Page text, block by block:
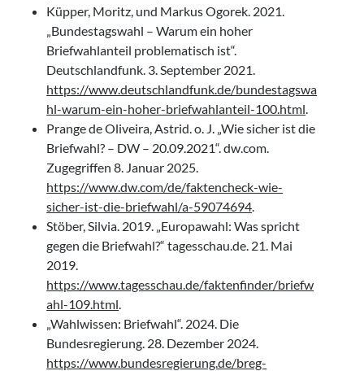
Küpper, Moritz, und Markus Ogorek. 2021.
„Bundestagswahl – Warum ein hoher
Briefwahlanteil problematisch ist“.
Deutschlandfunk. 3. September 2021.
https://www.deutschlandfunk.de/bundestagswa
hl-warum-ein-hoher-briefwahlanteil-100.html.
Prange de Oliveira, Astrid. o. J. „Wie sicher ist die
Briefwahl? – DW – 20.09.2021“. dw.com.
Zugegriffen 8. Januar 2025.
https://www.dw.com/de/faktencheck-wie-
sicher-ist-die-briefwahl/a-59074694.
Stöber, Silvia. 2019. „Europawahl: Was spricht
gegen die Briefwahl?“ tagesschau.de. 21. Mai
2019.
https://www.tagesschau.de/faktenfinder/briefw
ahl-109.html.
„Wahlwissen: Briefwahl“. 2024. Die
Bundesregierung. 28. Dezember 2024.
https://www.bundesregierung.de/breg-